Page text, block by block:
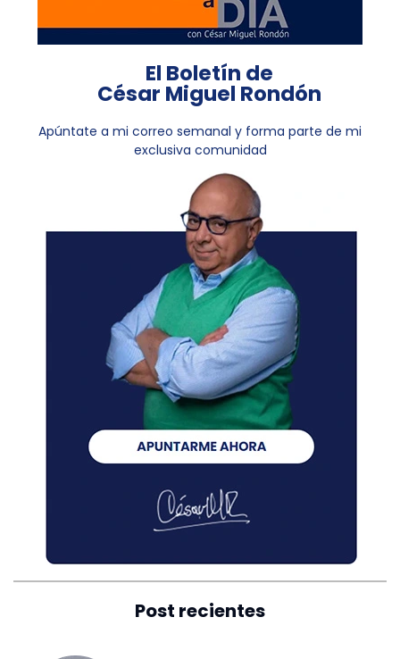
El Boletín de
César Miguel Rondón
Apúntate a mi correo semanal y forma parte de mi
exclusiva comunidad
Post recientes